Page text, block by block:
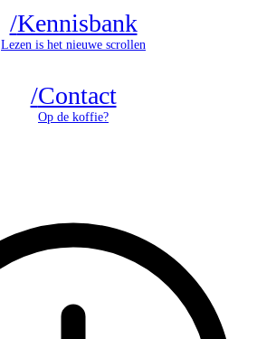
/Kennisbank
Lezen is het nieuwe scrollen
/Contact
Op de koffie?